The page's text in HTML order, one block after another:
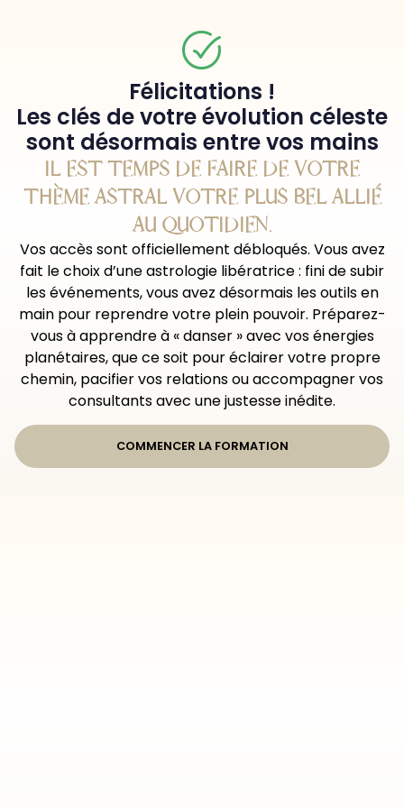
Félicitations !
Les clés de votre évolution céleste
sont désormais entre vos mains
IL EST TEMPS DE FAIRE DE VOTRE
THÈME ASTRAL VOTRE PLUS BEL ALLIÉ
AU QUOTIDIEN.
Vos accès sont officiellement débloqués. Vous avez
fait le choix d’une astrologie libératrice : fini de subir
les événements, vous avez désormais les outils en
main pour reprendre votre plein pouvoir. Préparez-
vous à apprendre à « danser » avec vos énergies
planétaires, que ce soit pour éclairer votre propre
chemin, pacifier vos relations ou accompagner vos
consultants avec une justesse inédite.
COMMENCER LA FORMATION